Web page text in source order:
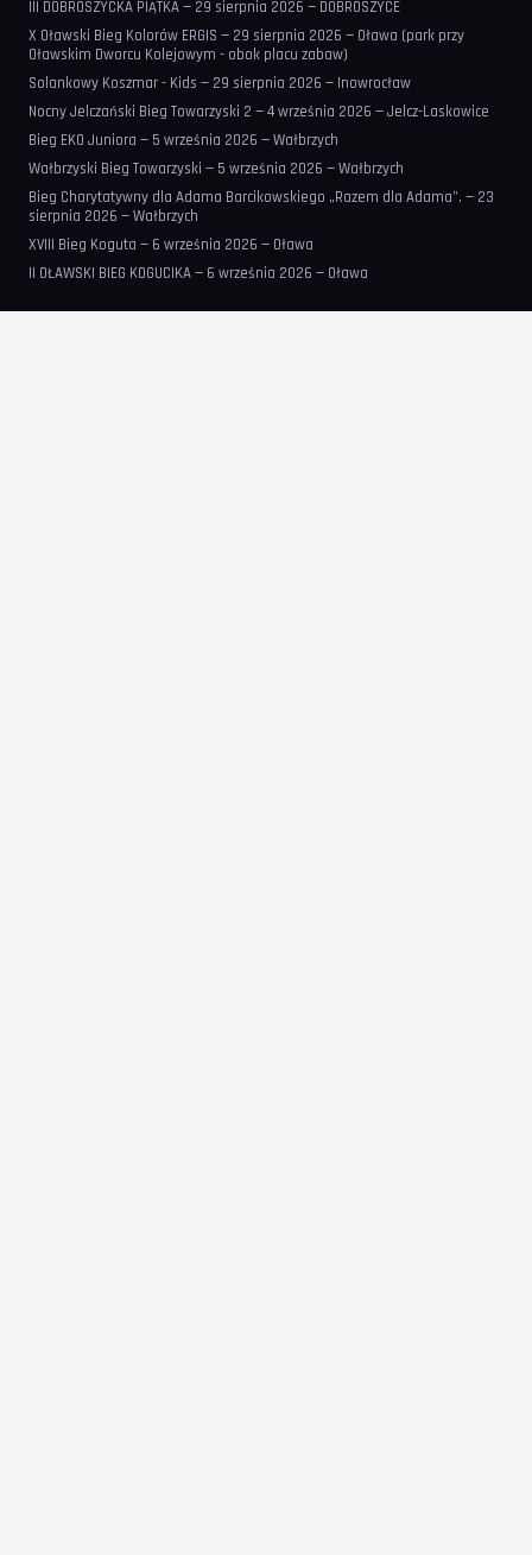
III DOBROSZYCKA PIĄTKA — 29 sierpnia 2026 — DOBROSZYCE
X Oławski Bieg Kolorów ERGIS — 29 sierpnia 2026 — Oława (park przy
Oławskim Dworcu Kolejowym - obok placu zabaw)
Solankowy Koszmar - Kids — 29 sierpnia 2026 — Inowrocław
Nocny Jelczański Bieg Towarzyski 2 — 4 września 2026 — Jelcz-Laskowice
Bieg EKO Juniora — 5 września 2026 — Wałbrzych
Wałbrzyski Bieg Towarzyski — 5 września 2026 — Wałbrzych
Bieg Charytatywny dla Adama Barcikowskiego „Razem dla Adama”. — 23
sierpnia 2026 — Wałbrzych
XVIII Bieg Koguta — 6 września 2026 — Oława
II OŁAWSKI BIEG KOGUCIKA — 6 września 2026 — Oława